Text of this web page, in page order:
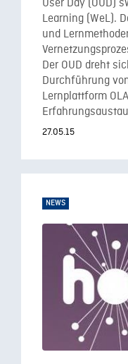
User Day (OUD)
Learning (WeL).
und
Der OUD dreht
Durchführung
Lernplattform
27.05.15
NEWS